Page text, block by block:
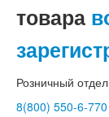
товара
Розничный отдел
8(800) 550-6-770